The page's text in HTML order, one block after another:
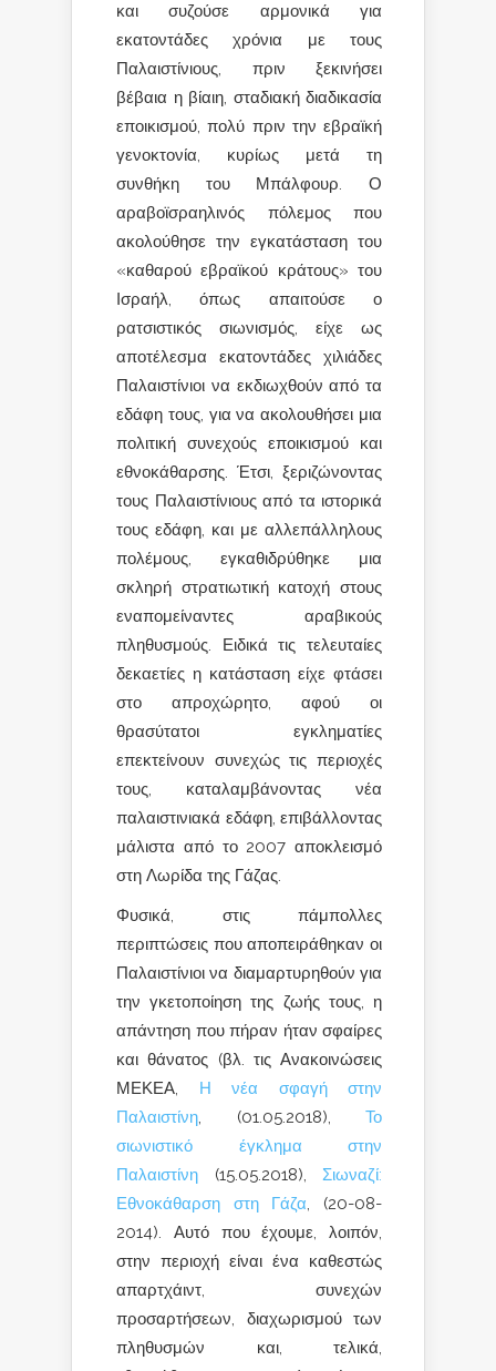
και συζούσε αρμονικά για
εκατοντάδες χρόνια με τους
Παλαιστίνιους, πριν ξεκινήσει
βέβαια η βίαιη, σταδιακή διαδικασία
εποικισμού, πολύ πριν την εβραϊκή
γενοκτονία, κυρίως μετά τη
συνθήκη του Μπάλφουρ. Ο
αραβοϊσραηλινός πόλεμος που
ακολούθησε την εγκατάσταση του
«καθαρού εβραϊκού κράτους» του
Ισραήλ, όπως απαιτούσε ο
ρατσιστικός σιωνισμός, είχε ως
αποτέλεσμα εκατοντάδες χιλιάδες
Παλαιστίνιοι να εκδιωχθούν από τα
εδάφη τους, για να ακολουθήσει μια
πολιτική συνεχούς εποικισμού και
εθνοκάθαρσης. Έτσι, ξεριζώνοντας
τους Παλαιστίνιους από τα ιστορικά
τους εδάφη, και με αλλεπάλληλους
πολέμους, εγκαθιδρύθηκε μια
σκληρή στρατιωτική κατοχή στους
εναπομείναντες αραβικούς
πληθυσμούς. Ειδικά τις τελευταίες
δεκαετίες η κατάσταση είχε φτάσει
στο απροχώρητο, αφού οι
θρασύτατοι εγκληματίες
επεκτείνουν συνεχώς τις περιοχές
τους, καταλαμβάνοντας νέα
παλαιστινιακά εδάφη, επιβάλλοντας
μάλιστα από το 2007 αποκλεισμό
στη Λωρίδα της Γάζας.
Φυσικά, στις πάμπολλες
περιπτώσεις που αποπειράθηκαν οι
Παλαιστίνιοι να διαμαρτυρηθούν για
την γκετοποίηση της ζωής τους, η
απάντηση που πήραν ήταν σφαίρες
και θάνατος (βλ. τις Ανακοινώσεις
ΜΕΚΕΑ,
Η νέα σφαγή στην
Παλαιστίνη, (01.05.2018), Το
σιωνιστικό έγκλημα στην
Παλαιστίνη (15.05.2018), Σιωναζί:
Εθνοκάθαρση στη Γάζα, (20-08-
2014). Αυτό που έχουμε, λοιπόν,
στην περιοχή είναι ένα καθεστώς
απαρτχάιντ, συνεχών
προσαρτήσεων, διαχωρισμού των
πληθυσμών και, τελικά,